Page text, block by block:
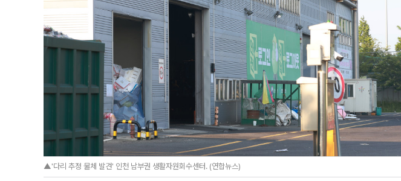
▲'다리 추정 물체 발견' 인천 남부권 생활자원회수센터. (연합뉴스)